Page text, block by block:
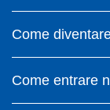
Come
Come entrare